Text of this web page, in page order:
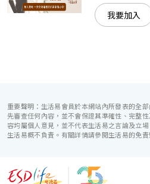
我要加入
重要聲明：生活易會員於本網站內所發表的全
先審查任何內容，並不會保證其準確性、完整
容均屬個人意見，並不代表生活易之言論及立
生活易概不負責。有關詳情請參閱生活易的免責